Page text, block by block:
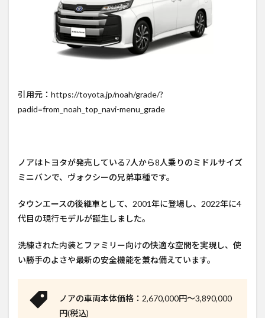
引用元：https://toyota.jp/noah/grade/?
padid=from_noah_top_navi-menu_grade
ノアはトヨタが発売している7人から8人乗りのミドルサイズ
ミニバンで、ヴォクシーの兄弟車種です。
タウンエースの後継車として、2001年に登場し、2022年に4
代目の現行モデルが誕生しました。
洗練された内装とファミリー向けの快適な空間を実現し、使
い勝手のよさや最新の安全機能を兼ね備えています。
ノアの車両本体価格：2,670,000円～3,890,000
円(税込)